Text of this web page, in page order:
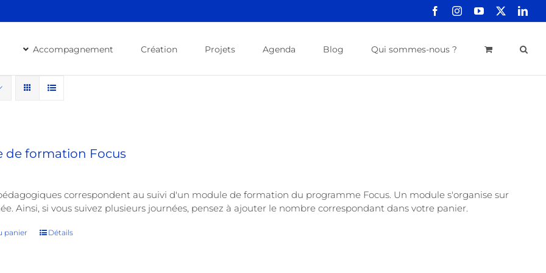
FacebookInstagramYouTube
Accompagnement Création Projets Agenda Blog Qui sommes-nous ?
de formation Focus
correspondent au suivi d'un module de formation du programme Focus. Un module s'organise sur
Ainsi, si vous suivez plusieurs journées, pensez à ajouter le nombre correspondant dans votre panier.
panier Détails